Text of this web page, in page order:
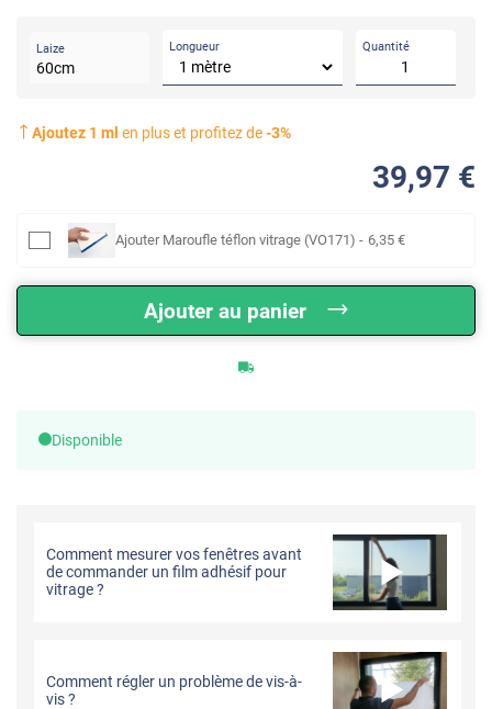
Laize
60cm
Longueur Quantité
Ajoutez 1 ml en plus et profitez de-3%
39,97 €
Ajouter Maroufle téflon vitrage (VO171) - 6,35 €
Ajouter au panier
Disponible
Comment mesurer vos fenêtres avant
de commander un film adhésif pour
vitrage ?
Comment régler un problème de vis-à-
vis ?